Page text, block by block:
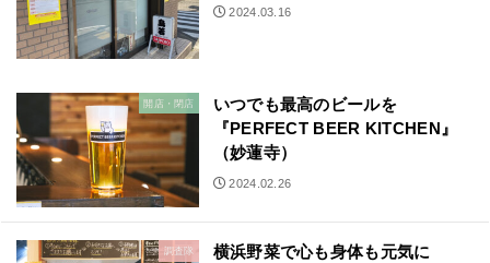
2024.03.16
開店・閉店
いつでも最高のビールを
『PERFECT BEER KITCHEN』
（妙蓮寺）
2024.02.26
調査隊
横浜野菜で心も身体も元気に